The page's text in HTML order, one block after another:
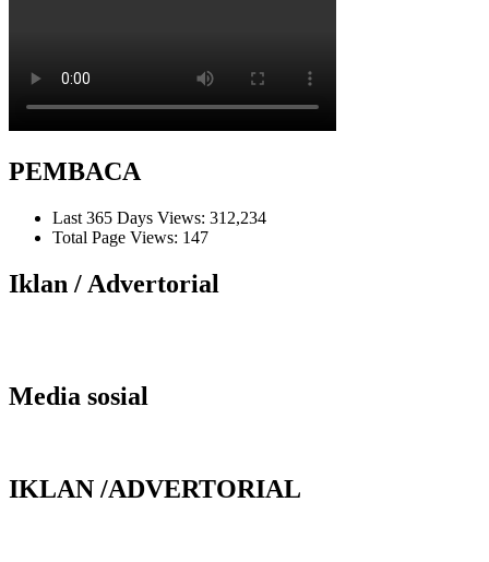
PEMBACA
Last 365 Days Views: 312,234
Total Page Views: 147
Iklan / Advertorial
Media sosial
IKLAN /ADVERTORIAL